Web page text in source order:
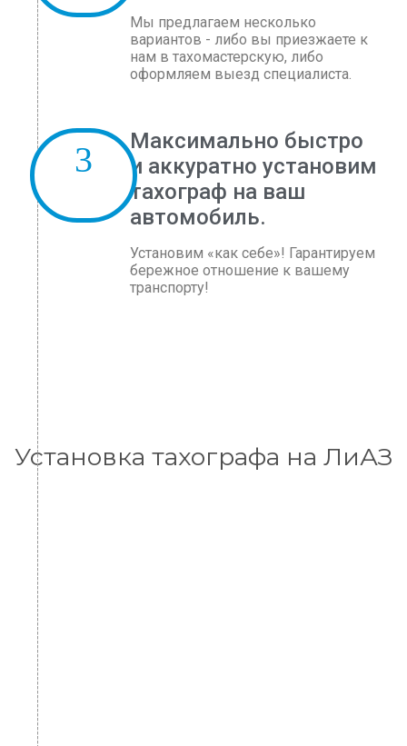
Мы предлагаем несколько
вариантов - либо вы приезжаете к
нам в тахомастерскую, либо
оформляем выезд специалиста.
Максимально быстро
и аккуратно установим
тахограф на ваш
автомобиль.
Установим «как себе»! Гарантируем
бережное отношение к вашему
транспорту!
Установка тахографа на ЛиАЗ